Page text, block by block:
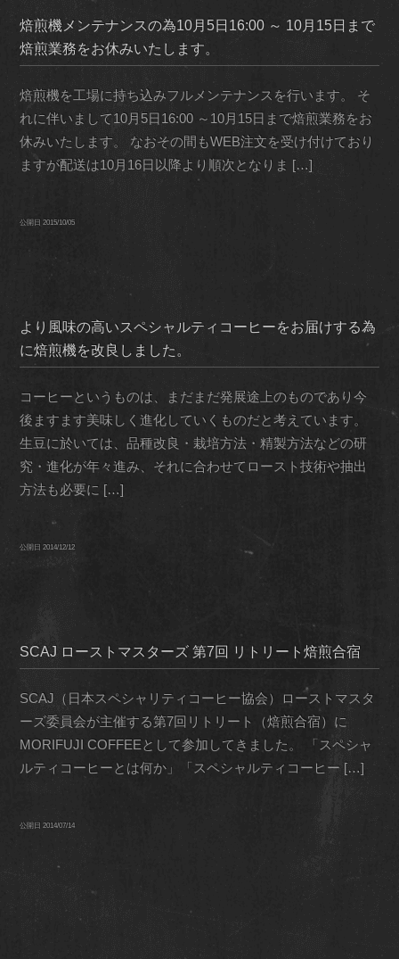
焙煎機メンテナンスの為10月5日16:00 ～ 10月15日まで
焙煎業務をお休みいたします。
焙煎機を工場に持ち込みフルメンテナンスを行います。 そ
れに伴いまして10月5日16:00 ～10月15日まで焙煎業務をお
休みいたします。 なおその間もWEB注文を受け付けており
ますが配送は10月16日以降より順次となりま […]
公開日2015/10/05
より風味の高いスペシャルティコーヒーをお届けする為
に焙煎機を改良しました。
コーヒーというものは、まだまだ発展途上のものであり今
後ますます美味しく進化していくものだと考えています。
生豆に於いては、品種改良・栽培方法・精製方法などの研
究・進化が年々進み、それに合わせてロースト技術や抽出
方法も必要に […]
公開日2014/12/12
SCAJ ローストマスターズ 第7回 リトリート焙煎合宿
SCAJ（日本スペシャリティコーヒー協会）ローストマスタ
ーズ委員会が主催する第7回リトリート（焙煎合宿）に
MORIFUJI COFFEEとして参加してきました。 「スペシャ
ルティコーヒーとは何か」「スペシャルティコーヒー […]
公開日2014/07/14